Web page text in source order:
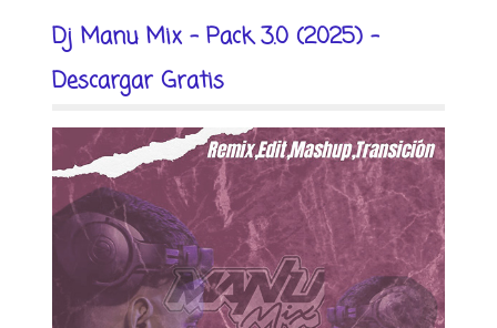
Dj Manu Mix - Pack 3.0 (2025) -
Descargar Gratis